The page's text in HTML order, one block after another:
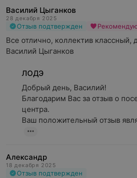
Василий Цыганков
28 декабря 2025
Отзыв подтвержден
Все отлично, коллектив классный,
Василий Цыганков
ЛОДЭ
Добрый день, Василий!
Благодарим Вас за отзыв о
центра.
Ваш положительный отзыв
Александр
18 декабря 2025
Отзыв подтвержден